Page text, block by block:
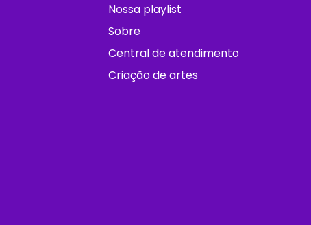
Nossa playlist
Sobre
Central de atendimento
Criação de artes